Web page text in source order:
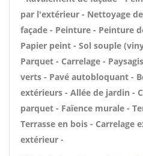
par l'extérieur - Nettoyage
façade - Peinture - Peinture
Papier peint - Sol souple
Parquet - Carrelage -
verts - Pavé autobloquant -
extérieurs - Allée de jardin -
parquet - Faïence murale -
Terrasse en bois - Carrelage
extérieur -